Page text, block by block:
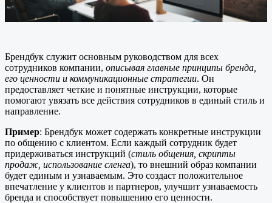
Брендбук служит основным руководством для всех
сотрудников компании, описывая главные принципы бренда,
его ценности и коммуникационные стратегии. Он
предоставляет четкие и понятные инструкции, которые
помогают увязать все действия сотрудников в единый стиль и
направление.
Пример: Брендбук может содержать конкретные инструкции
по общению с клиентом. Если каждый сотрудник будет
придерживаться инструкций (стиль общения, скрипты
продаж, использование сленга), то внешний образ компании
будет единым и узнаваемым. Это создаст положительное
впечатление у клиентов и партнеров, улучшит узнаваемость
бренда и способствует повышению его ценности.